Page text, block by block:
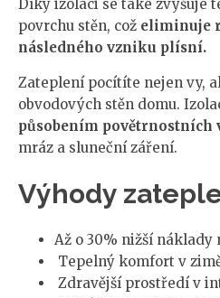
Díky izolaci se také zvyšuje
povrchu stěn, což eliminuje
následného vzniku plísní.
Zateplení pocítíte nejen vy,
obvodových stěn domu.
působením povětrnostních
mráz a sluneční záření.
Výhody
Až o 30% nižší náklady
Tepelný komfort v
Zdravější prostředí v